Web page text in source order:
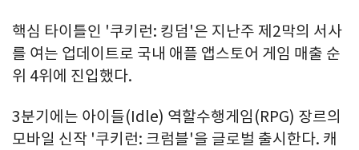
핵심 타이틀인 '쿠키런: 킹덤'은 지난주 제2막의 서사
를 여는 업데이트로 국내 애플 앱스토어 게임 매출 순
위 4위에 진입했다.
3분기에는 아이들(Idle) 역할수행게임(RPG) 장르의
모바일 신작 '쿠키런: 크럼블'을 글로벌 출시한다. 캐